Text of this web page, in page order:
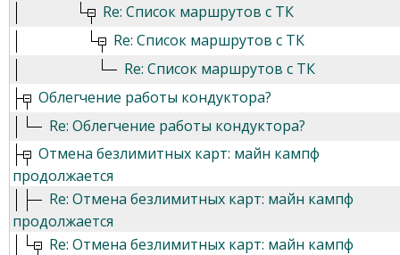
Re: Список маршрутов с ТК
Re: Список маршрутов с ТК
Re: Список маршрутов с ТК
Облегчение работы кондуктора?
Re: Облегчение работы кондуктора?
Отмена безлимитных карт: майн кампф
продолжается
Re: Отмена безлимитных карт: майн кампф
продолжается
Re: Отмена безлимитных карт: майн кампф